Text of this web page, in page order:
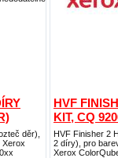
děr),
Xerox
HVF
KIT, CQ
HVF Finisher 2
2 díry), pro
Xerox